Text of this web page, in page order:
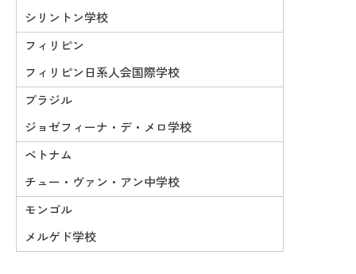
シリントン学校
フィリピン
フィリピン日系人会国際学校
ブラジル
ジョゼフィーナ・デ・メロ学校
ベトナム
チュー・ヴァン・アン中学校
モンゴル
メルゲド学校